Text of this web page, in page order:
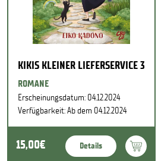
KIKIS KLEINER LIEFERSERVICE 3
ROMANE
Erscheinungsdatum: 04.12.2024
Verfügbarkeit: Ab dem 04.12.2024
15,00€ Details